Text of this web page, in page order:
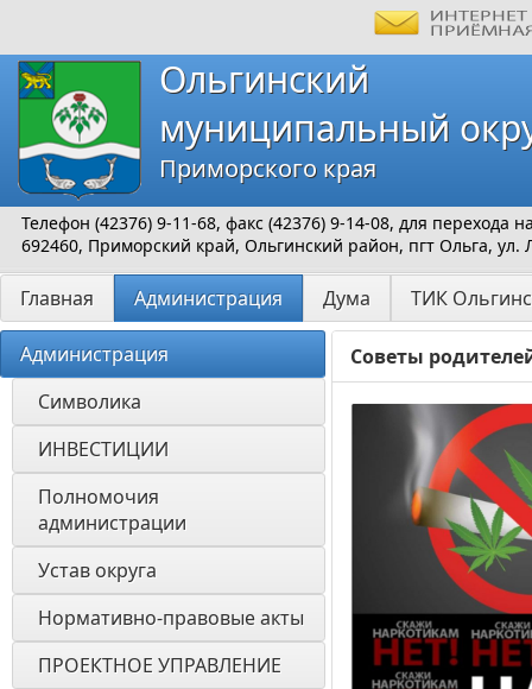
Ольгинский
муниципальный
Приморского края
Телефон (42376) 9-11-68, факс (42376) 9-14-08, для перехода
692460, Приморский край, Ольгинский район, пгт Ольга, ул.
Главная Администрация Дума ТИК
Администрация
Символика
ИНВЕСТИЦИИ
Полномочия
администрации
Устав округа
Нормативно-правовые акты
ПРОЕКТНОЕ УПРАВЛЕНИЕ
Советы